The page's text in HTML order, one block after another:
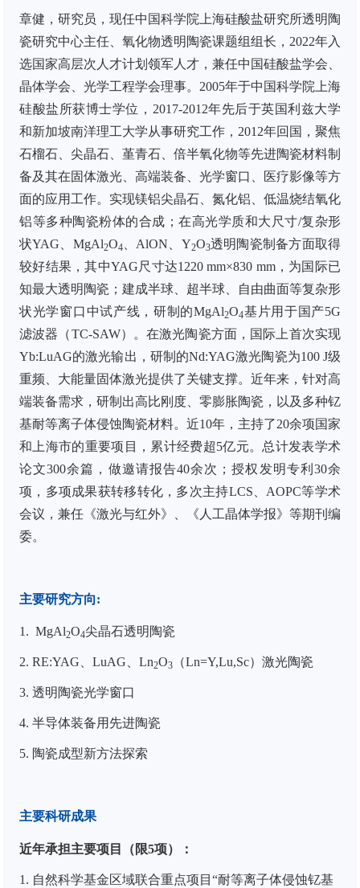
章健，研究员，现任中国科学院上海硅酸盐研究所透明陶
瓷研究中心主任、氧化物透明陶瓷课题组组长，2022年入
选国家高层次人才计划领军人才，兼任中国硅酸盐学会、
晶体学会、光学工程学会理事。2005年于中国科学院上海
硅酸盐所获博士学位，2017-2012年先后于英国利兹大学
和新加坡南洋理工大学从事研究工作，2012年回国，聚焦
石榴石、尖晶石、堇青石、倍半氧化物等先进陶瓷材料制
备及其在固体激光、高端装备、光学窗口、医疗影像等方
面的应用工作。实现镁铝尖晶石、氮化铝、低温烧结氧化
铝等多种陶瓷粉体的合成；在高光学质和大尺寸/复杂形
状YAG、MgAl2O4 、AlON、Y2O3透明陶瓷制备方面取得
较好结果，其中YAG尺寸达1220 mm×830 mm，为国际已
知最大透明陶瓷；建成半球、超半球、自由曲面等复杂形
状光学窗口中试产线，研制的MgAl2O4基片用于国产5G
滤波器（TC-SAW）。在激光陶瓷方面，国际上首次实现
Yb:LuAG的激光输出，研制的Nd:YAG激光陶瓷为100 J级
重频、大能量固体激光提供了关键支撑。近年来，针对高
端装备需求，研制出高比刚度、零膨胀陶瓷，以及多种钇
基耐等离子体侵蚀陶瓷材料。近10年，主持了20余项国家
和上海市的重要项目，累计经费超5亿元。总计发表学术
论文300余篇，做邀请报告40余次；授权发明专利30余
项，多项成果获转移转化，多次主持LCS、AOPC等学术
会议，兼任《激光与红外》、《人工晶体学报》等期刊编
委。
主要研究方向:
1. MgAl2O4尖晶石透明陶瓷
2. RE:YAG、LuAG、Ln2O3 （Ln=Y,Lu,Sc）激光陶瓷
3. 透明陶瓷光学窗口
4. 半导体装备用先进陶瓷
5. 陶瓷成型新方法探索
主要科研成果
近年承担主要项目（限5项）：
1. 自然科学基金区域联合重点项目“耐等离子体侵蚀钇基